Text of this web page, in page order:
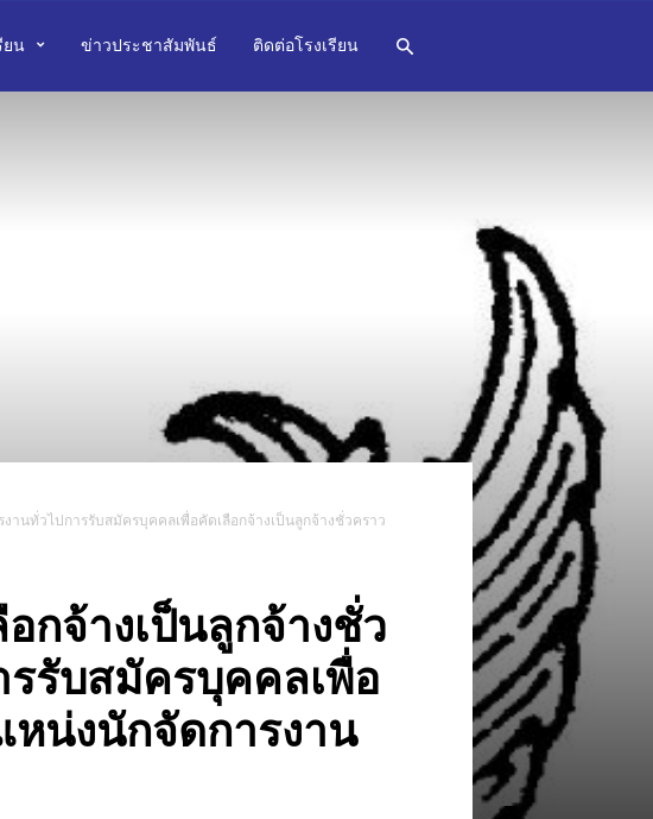
ยน ข่าวประชาสัมพันธ์ ติดต่อโรงเรียน
นทั่วไปการรับสมัครบุคคลเพื่อคัดเลือกจ้างเป็นลูกจ้างชั่วคราว
กจ้างเป็นลูกจ้างชั่ว
รับสมัครบุคคลเพื่อ
หน่งนักจัดการงาน